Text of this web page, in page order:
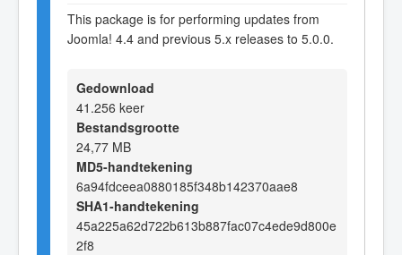
This package is for performing updates from
Joomla! 4.4 and previous 5.x releases to 5.0.0.
Gedownload
41.256 keer
Bestandsgrootte
24,77 MB
MD5-handtekening
6a94fdceea0880185f348b142370aae8
SHA1-handtekening
45a225a62d722b613b887fac07c4ede9d800e
2f8